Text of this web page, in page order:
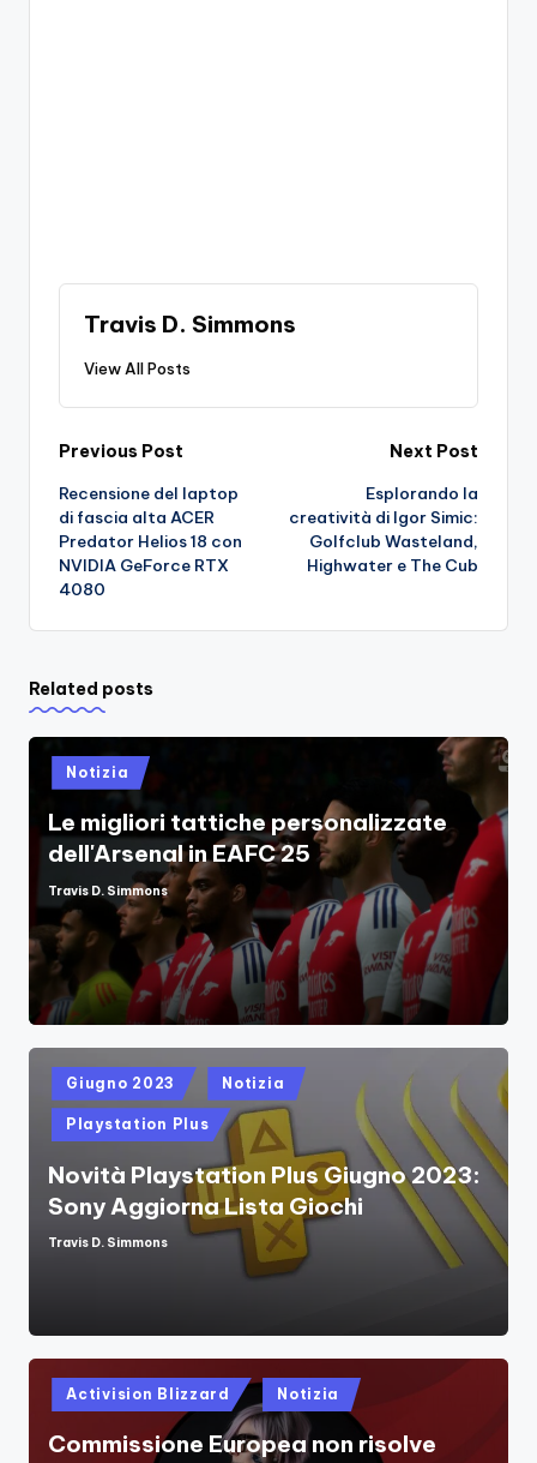
Travis D. Simmons
View All Posts
Post
navigation
Previous Post
Recensione del laptop
di fascia alta ACER
Predator Helios 18 con
NVIDIA GeForce RTX
4080
Next Post
Esplorando la
creatività di Igor Simic:
Golfclub Wasteland,
Highwater e The Cub
Related posts
Posted
in
Notizia
Le migliori tattiche personalizzate
dell'Arsenal in EAFC 25
Posted
by
Travis D. Simmons
Posted
in
Giugno 2023 Notizia
Playstation Plus
Novità Playstation Plus Giugno 2023:
Sony Aggiorna Lista Giochi
Posted
Travis D. Simmons
Posted
in
Activision Blizzard Notizia
Commissione Europea non risolve